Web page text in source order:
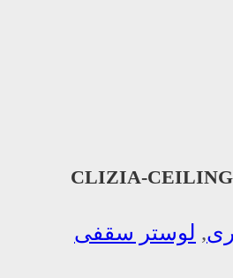
CLIZIA-
, لوستر سقفی